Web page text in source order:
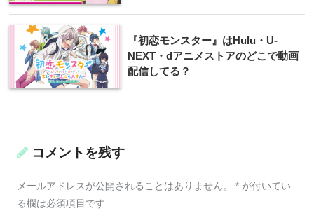
『初恋モンスター』はHulu・U-
NEXT・dアニメストアのどこで動画
配信してる？
コメントを残す
メールアドレスが公開されることはありません。 * が付いてい
る欄は必須項目です